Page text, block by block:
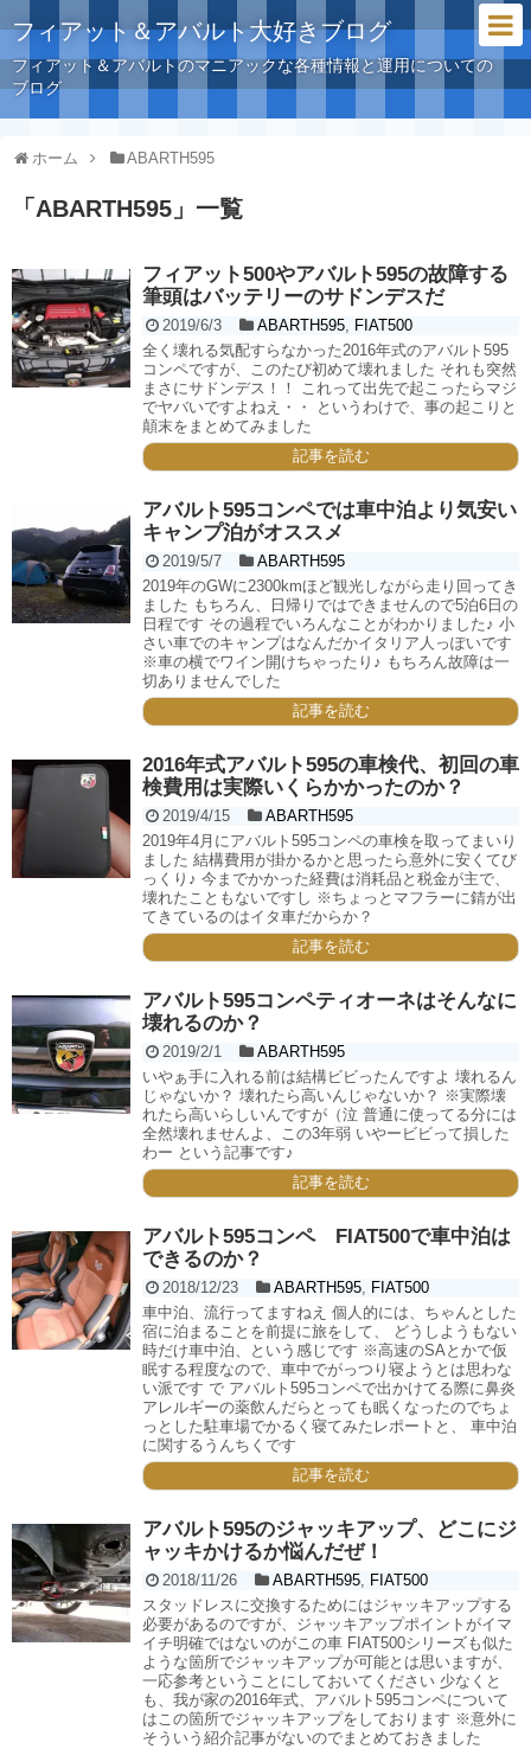
フィアット＆アバルト大好きブログ
フィアット＆アバルトのマニアックな各種情報と運用についての
ブログ
ホーム ABARTH595
「 ABARTH595 」 一覧
フィアット500やアバルト595の故障する
筆頭はバッテリーのサドンデスだ
2019/6/3 ABARTH595, FIAT500
全く壊れる気配すらなかった2016年式のアバルト595
コンペですが、このたび初めて壊れました それも突然
まさにサドンデス！！ これって出先で起こったらマジ
でヤバいですよねえ・・ というわけで、事の起こりと
顛末をまとめてみました
記事を読む
アバルト595コンペでは車中泊より気安い
キャンプ泊がオススメ
2019/5/7
ABARTH595
2019年のGWに2300kmほど観光しながら走り回ってき
ました もちろん、日帰りではできませんので5泊6日の
日程です その過程でいろんなことがわかりました♪ 小
さい車でのキャンプはなんだかイタリア人っぽいです
※車の横でワイン開けちゃったり♪ もちろん故障は一
切ありませんでした
記事を読む
2016年式アバルト595の車検代、初回の車
検費用は実際いくらかかったのか？
2019/4/15
ABARTH595
2019年4月にアバルト595コンペの車検を取ってまいり
ました 結構費用が掛かるかと思ったら意外に安くてび
っくり♪ 今までかかった経費は消耗品と税金が主で、
壊れたこともないですし ※ちょっとマフラーに錆が出
てきているのはイタ車だからか？
記事を読む
アバルト595コンペティオーネはそんなに
壊れるのか？
2019/2/1
ABARTH595
いやぁ手に入れる前は結構ビビったんですよ 壊れるん
じゃないか？ 壊れたら高いんじゃないか？ ※実際壊
れたら高いらしいんですが（泣 普通に使ってる分には
全然壊れませんよ、この3年弱 いやービビって損した
わー という記事です♪
記事を読む
アバルト595コンペ FIAT500で車中泊は
できるのか？
2018/12/23 ABARTH595, FIAT500
車中泊、流行ってますねえ 個人的には、ちゃんとした
宿に泊まることを前提に旅をして、 どうしようもない
時だけ車中泊、という感じです ※高速のSAとかで仮
眠する程度なので、車中でがっつり寝ようとは思わな
い派です で アバルト595コンペで出かけてる際に鼻炎
アレルギーの薬飲んだらとっても眠くなったのでちょ
っとした駐車場でかるく寝てみたレポートと、 車中泊
に関するうんちくです
記事を読む
アバルト595のジャッキアップ、どこにジ
ャッキかけるか悩んだぜ！
2018/11/26 ABARTH595, FIAT500
スタッドレスに交換するためにはジャッキアップする
必要があるのですが、ジャッキアップポイントがイマ
イチ明確ではないのがこの車 FIAT500シリーズも似た
ような箇所でジャッキアップが可能とは思いますが、
一応参考ということにしておいてください 少なくと
も、我が家の2016年式、アバルト595コンペについて
はこの箇所でジャッキアップをしております ※意外に
そういう紹介記事がないのでまとめておきました